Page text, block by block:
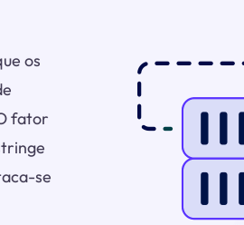
os
fator
se